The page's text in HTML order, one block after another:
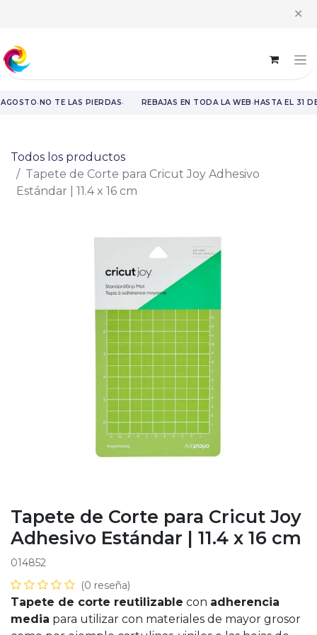
✕
·NO TE LAS PIERDAS· REBAJAS EN TODA LA WEB· HASTA EL 31
Todos los productos
Tapete de Corte para Cricut Joy Adhesivo
Estándar | 11.4 x 16 cm
Tapete de Corte para Cricut Joy
Adhesivo Estándar | 11.4 x 16 cm
014852
(0 reseña)
Tapete de corte reutilizable con adherencia
media para utilizar con materiales de mayor grosor